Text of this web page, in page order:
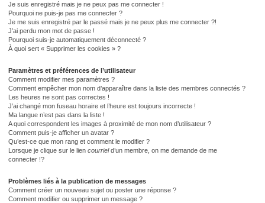
Je suis enregistré mais je ne peux pas me connecter !
Pourquoi ne puis-je pas me connecter ?
Je me suis enregistré par le passé mais je ne peux plus me connecter ?!
J’ai perdu mon mot de passe !
Pourquoi suis-je automatiquement déconnecté ?
À quoi sert « Supprimer les cookies » ?
Paramètres et préférences de l’utilisateur
Comment modifier mes paramètres ?
Comment empêcher mon nom d’apparaître dans la liste des membres connectés ?
Les heures ne sont pas correctes !
J’ai changé mon fuseau horaire et l’heure est toujours incorrecte !
Ma langue n’est pas dans la liste !
A quoi correspondent les images à proximité de mon nom d’utilisateur ?
Comment puis-je afficher un avatar ?
Qu’est-ce que mon rang et comment le modifier ?
Lorsque je clique sur le lien courrield’un membre, on me demande de me
connecter !?
Problèmes liés à la publication de messages
Comment créer un nouveau sujet ou poster une réponse ?
Comment modifier ou supprimer un message ?